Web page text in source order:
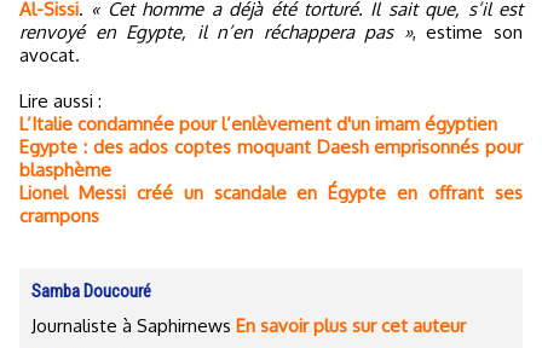
Al-Sissi. « Cet homme a déjà été torturé. Il sait que, s’il est
renvoyé en Egypte, il n’en réchappera pas », estime son
avocat.
Lire aussi :
L’Italie condamnée pour l’enlèvement d'un imam égyptien
Egypte : des ados coptes moquant Daesh emprisonnés pour
blasphème
Lionel Messi créé un scandale en Égypte en offrant ses
crampons
Samba Doucouré
Journaliste à Saphirnews En savoir plus sur cet auteur